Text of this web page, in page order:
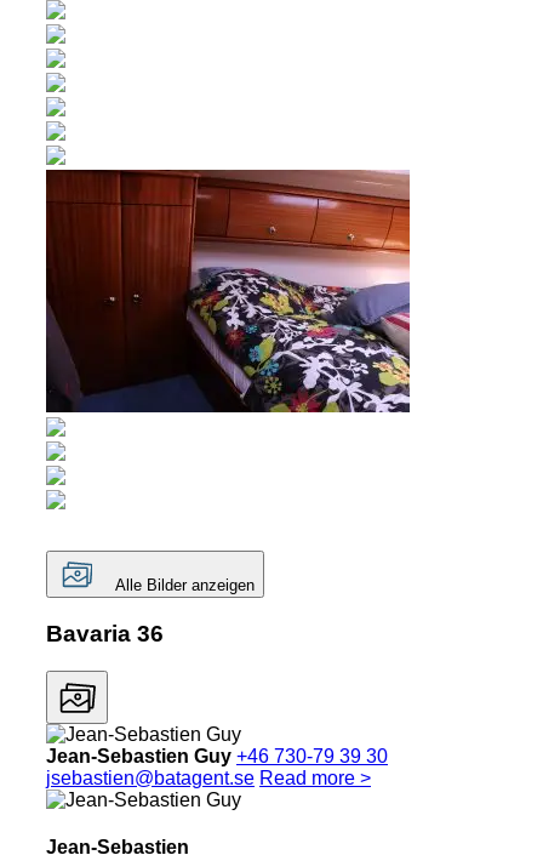
Alle Bilder anzeigen
Bavaria 36
Jean-Sebastien Guy +46 730-79 39 30
jsebastien@batagent.se Read more >
Jean-Sebastien